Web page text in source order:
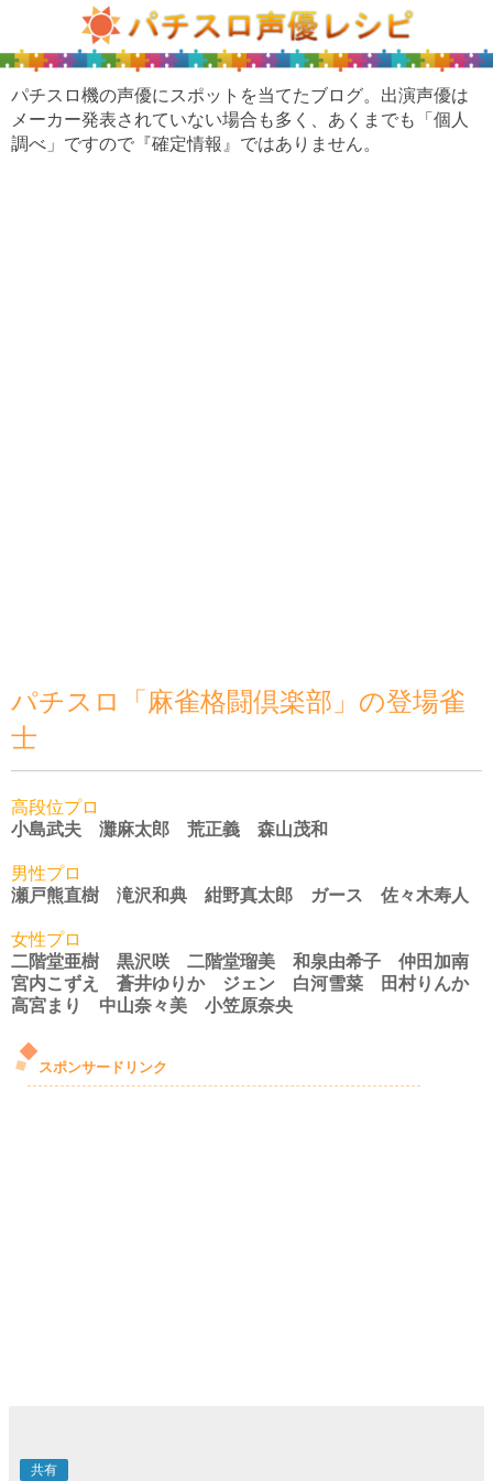
パチスロ機の声優にスポットを当てたブログ。出演声優は
メーカー発表されていない場合も多く、あくまでも「個人
調べ」ですので『確定情報』ではありません。
パチスロ「麻雀格闘倶楽部」の登場雀
士
高段位プロ
小島武夫 灘麻太郎 荒正義 森山茂和
男性プロ
瀬戸熊直樹 滝沢和典 紺野真太郎 ガース 佐々木寿人
女性プロ
二階堂亜樹 黒沢咲 二階堂瑠美 和泉由希子 仲田加南
宮内こずえ 蒼井ゆりか ジェン 白河雪菜 田村りんか
高宮まり 中山奈々美 小笠原奈央
スポンサードリンク
共有